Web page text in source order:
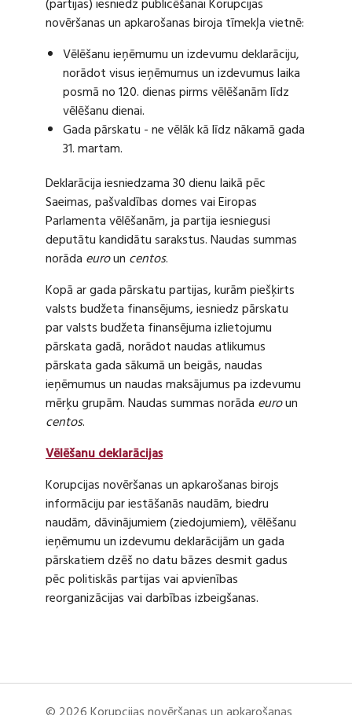
novēršanas un apkarošanas biroja tīmekļa vietnē:
Vēlēšanu ieņēmumu un izdevumu deklarāciju,
norādot visus ieņēmumus un izdevumus laika
posmā no 120. dienas pirms vēlēšanām līdz
vēlēšanu dienai.
Gada pārskatu - ne vēlāk kā līdz nākamā gada
31. martam.
Deklarācija iesniedzama 30 dienu laikā pēc
Saeimas, pašvaldības domes vai Eiropas
Parlamenta vēlēšanām, ja partija iesniegusi
deputātu kandidātu sarakstus. Naudas summas
norāda euroun centos.
Kopā ar gada pārskatu partijas, kurām piešķirts
valsts budžeta finansējums, iesniedz pārskatu
par valsts budžeta finansējuma izlietojumu
pārskata gadā, norādot naudas atlikumus
pārskata gada sākumā un beigās, naudas
ieņēmumus un naudas maksājumus pa izdevumu
mērķu grupām. Naudas summas norāda euroun
centos.
Vēlēšanu deklarācijas
Korupcijas novēršanas un apkarošanas birojs
informāciju par iestāšanās naudām, biedru
naudām, dāvinājumiem (ziedojumiem), vēlēšanu
ieņēmumu un izdevumu deklarācijām un gada
pārskatiem dzēš no datu bāzes desmit gadus
pēc politiskās partijas vai apvienības
reorganizācijas vai darbības izbeigšanas.